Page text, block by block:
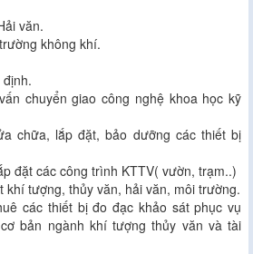
văn.
không khí.
chuyển giao công nghệ khoa học kỹ
chữa, lắp đặt, bảo dưỡng các thiết bị
đặt các công trình KTTV( vườn, trạm..)
khí tượng, thủy văn, hải văn, môi trường.
các thiết bị đo đạc khảo sát phục vụ
bản ngành khí tượng thủy văn và tài